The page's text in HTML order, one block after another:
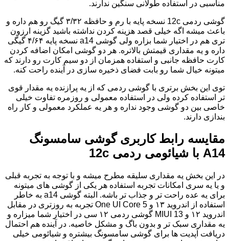
مناسبی در استفاده طولانی سنگین ندارند.
گوشی ردمی 12c نسخه پایه با رم و حافظه ۳/۳۲ گیگ رو هم داره و
باعث میشه اگه خیلی قصد هزینه کردن نداشته باشید گزینه ارزون
تری هم در اختیار شما بزاره ولی گوشی a14 نسخه پایه ۴/۶۴ گیگی
داره و یه مقداری قیمتش بالاتره. هر دو گوشی امکان اضافه کردن
کارت حافظه جانبی و استفاده همزمان از دو سیم کارت رو دارند که
میتونه خیال شما رو بابت فضای ذخیره سازی در آینده راحت کنه.
توی این بخش برتری با گوشی ردمی که از یه پرازنده یه مقدار قوی
تر استفاده کرده ولی در استفاده معمولی و روزمره تفاوت خیلی
خاصی بین دو گوشی وجود نداره و هر یه عملکرد معمولی و کار راه
بندازی دارند.
مقایسه رابط کاربری گوشی سامسونگ
A14 با شیائومی ردمی 12c
در این بخش یه مقداری سلیقه مطرح میشه و با توجه به تجربه قبلی
و یا یه سری امکانات تجربه استفاده هر یکی از گوشی های میتونه
برای یه عده راحت تر و جذاب تر باشه. البته گوشی a14 به خاطر
استفاده از اندروید ۱۳ و One UI Core 5 تجربه به روزتری در مقابل
اندروید ۱۲ و MIUI 13 گوشی ردمی ۱۲ سی در اختیار شما میزاره و
یه مقداری سبک تر و بدون باگ و مشکل خاصیه. در آينده هم احتمال
دریافت آپدیت ها برای گوشی سامسونگ بیشتره و شیائومی خیلی